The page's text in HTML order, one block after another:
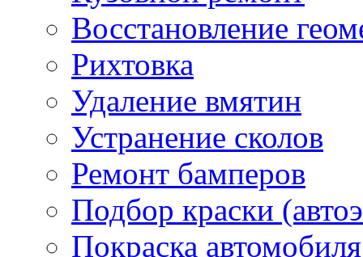
Восстановление
Рихтовка
Удаление вмятин
Устранение сколов
Ремонт бамперов
Подбор краски
Покраска автомобиля